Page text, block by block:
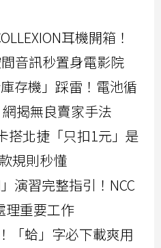
耳機開箱！
音訊秒置身電影院
存機」踩雷！電池循
揭無良賣家手法
搭北捷「只扣1元」是
規則秒懂
演習完整指引！NCC
理重要工作
「蛤」字必下載爽用